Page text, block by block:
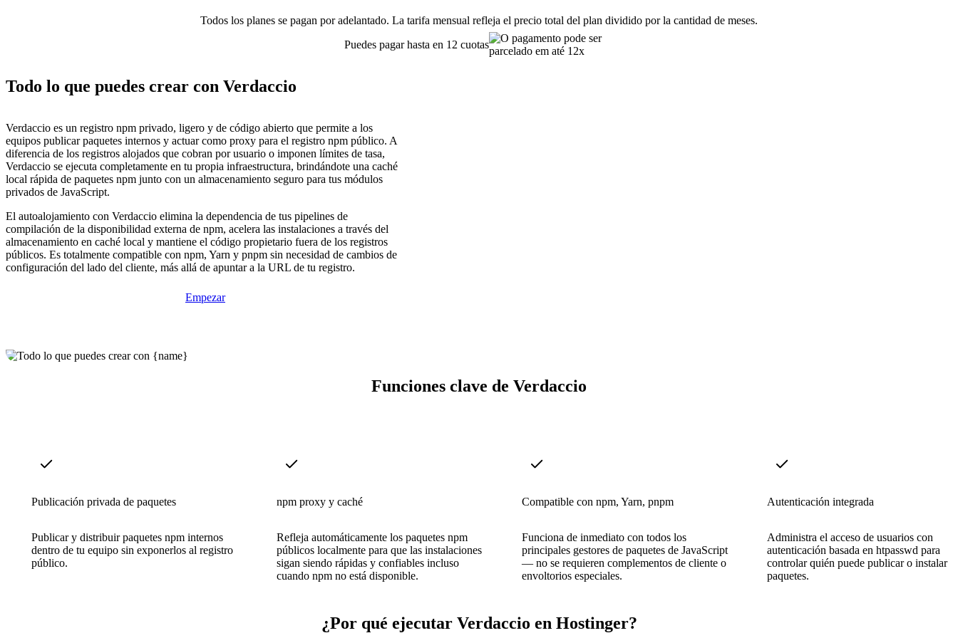
Todos los planes se pagan por adelantado. La tarifa mensual refleja el precio total del plan dividido por la cantidad de meses.
Puedes pagar hasta en 12 cuotas
Todo lo que puedes crear con Verdaccio
Verdaccio es un registro npm privado, ligero y de código abierto que permite a los
equipos publicar paquetes internos y actuar como proxy para el registro npm público. A
diferencia de los registros alojados que cobran por usuario o imponen límites de tasa,
Verdaccio se ejecuta completamente en tu propia infraestructura, brindándote una caché
local rápida de paquetes npm junto con un almacenamiento seguro para tus módulos
privados de JavaScript.
El autoalojamiento con Verdaccio elimina la dependencia de tus pipelines de
compilación de la disponibilidad externa de npm, acelera las instalaciones a través del
almacenamiento en caché local y mantiene el código propietario fuera de los registros
públicos. Es totalmente compatible con npm, Yarn y pnpm sin necesidad de cambios de
configuración del lado del cliente, más allá de apuntar a la URL de tu registro.
Empezar
Funciones clave de Verdaccio
Publicación privada de paquetes
Publicar y distribuir paquetes npm internos
dentro de tu equipo sin exponerlos al registro
público.
npm proxy y caché
Refleja automáticamente los paquetes npm
públicos localmente para que las instalaciones
sigan siendo rápidas y confiables incluso
cuando npm no está disponible.
Compatible con npm, Yarn, pnpm
Funciona de inmediato con todos los
principales gestores de paquetes de JavaScript
— no se requieren complementos de cliente o
envoltorios especiales.
Autenticación integrada
Administra el acceso de usuarios con
autenticación basada en htpasswd para
controlar quién puede publicar o instalar
paquetes.
¿Por qué ejecutar Verdaccio en Hostinger?